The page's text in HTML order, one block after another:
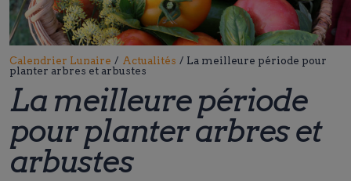
Calendrier Lunaire / Actualités / La meilleure période pour
planter arbres et arbustes
La meilleure période
pour planter arbres et
arbustes